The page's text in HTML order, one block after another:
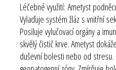
Léčebné využití: Ametyst
Vylaďuje systém žláz s vnitřní
Posiluje vylučovací orgány a
skvělý čistič krve. Ametyst
duševní bolesti nebo od stresu.